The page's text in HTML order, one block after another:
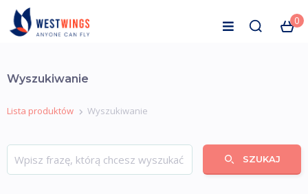
0
Wyszukiwanie
Lista produktów Wyszukiwanie
SZUKAJ